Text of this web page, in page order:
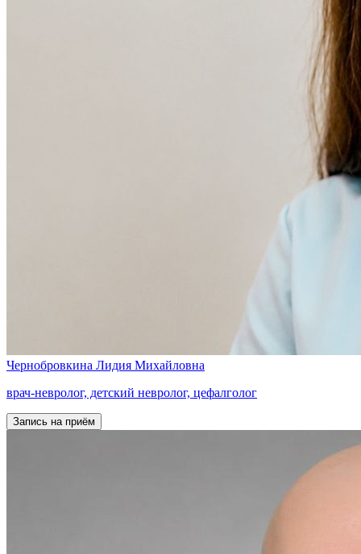
Чернобровкина Лидия Михайловна
врач-невролог, детский невролог, цефалголог
Запись на приём